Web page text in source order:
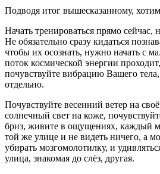
Подводя итог вышесказанному, хотим
Начать тренироваться прямо сейчас,
Не обязательно сразу кидаться
чтобы их осознать, нужно начать с
поток космической энергии
почувствуйте вибрацию Вашего
отдельно.
Почувствуйте весенний ветер на
солнечный свет на коже,
бриз, живите в ощущениях, каждый
той же улице и не видеть ничего, а
убирать мозгомолотилку, и
улица, знакомая до слёз, другая.